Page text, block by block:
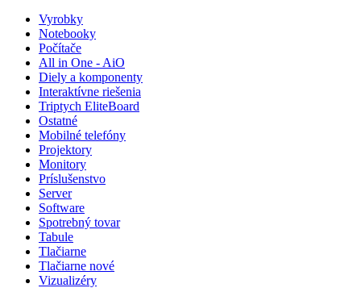
Vyrobky
Notebooky
Počítače
All in One - AiO
Diely a komponenty
Interaktívne riešenia
Triptych EliteBoard
Ostatné
Mobilné telefóny
Projektory
Monitory
Príslušenstvo
Server
Software
Spotrebný tovar
Tabule
Tlačiarne
Tlačiarne nové
Vizualizéry